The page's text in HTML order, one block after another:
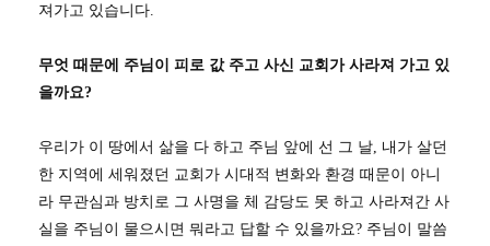
져가고 있습니다.
무엇 때문에 주님이 피로 값 주고 사신 교회가 사라져 가고 있
을까요?
우리가 이 땅에서 삶을 다 하고 주님 앞에 선 그 날, 내가 살던
한 지역에 세워졌던 교회가 시대적 변화와 환경 때문이 아니
라 무관심과 방치로 그 사명을 체 감당도 못 하고 사라져간 사
실을 주님이 물으시면 뭐라고 답할 수 있을까요? 주님이 말씀